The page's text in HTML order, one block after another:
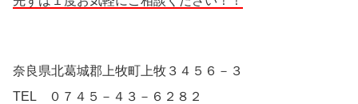
奈良県北葛城郡上牧町上牧３４５６－３
TEL ０７４５－４３－６２８２